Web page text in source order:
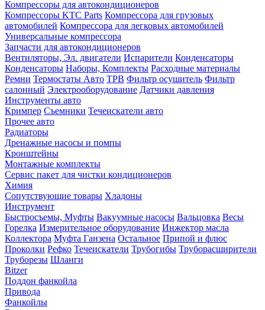
Компрессоры для автокондиционеров
Компрессоры KTC Parts Компрессора для грузовых
автомобилей Компрессора для легковых автомобилей
Универсальные компрессора
Запчасти для автокондиционеров
Вентиляторы, Эл. двигатели Испарители Конденсаторы
Конденсаторы Наборы, Комплекты Расходные материалы
Ремни Термостаты Авто ТРВ Фильтр осушитель Фильтр
салонный Электрооборудование Датчики давления
Инструменты авто
Кримпер Съемники Течеискатели авто
Прочее авто
Радиаторы
Дренажные насосы и помпы
Кронштейны
Монтажные комплекты
Сервис пакет для чистки кондиционеров
Химия
Сопутствующие товары Хладоны
Инструмент
Быстросъемы, Муфты Вакуумные насосы Вальцовка Весы
Горелка Измерительное оборудование Инжектор масла
Коллектора Муфта Ганзена Остальное Припой и флюс
Проколки Рефко Течеискатели Трубогибы Труборасширители
Труборезы Шланги
Bitzer
Поддон фанкойла
Привода
Фанкойлы